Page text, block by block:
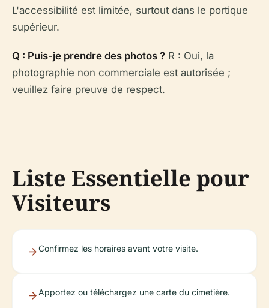
L'accessibilité est limitée, surtout dans le portique
supérieur.
Q : Puis-je prendre des photos ? R : Oui, la
photographie non commerciale est autorisée ;
veuillez faire preuve de respect.
Liste Essentielle pour
Visiteurs
Confirmez les horaires avant votre visite.
Apportez ou téléchargez une carte du cimetière.